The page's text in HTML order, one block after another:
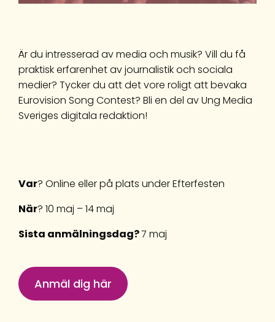
Är du intresserad av media och musik? Vill du få
praktisk erfarenhet av journalistik och sociala
medier? Tycker du att det vore roligt att bevaka
Eurovision Song Contest? Bli en del av Ung Media
Sveriges digitala redaktion!
Var? Online eller på plats under Efterfesten
När? 10 maj – 14 maj
Sista anmälningsdag?7 maj
Anmäl dig här